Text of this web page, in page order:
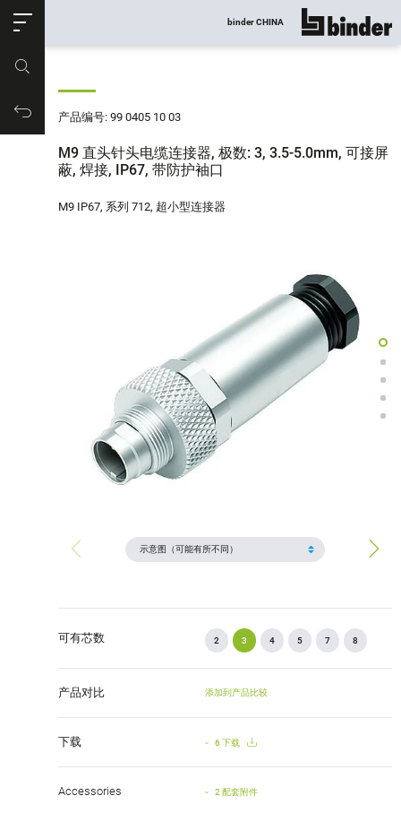
购物车
binder CHINA 显示所有
产品编号: 99 0405 10 03
M9 直头针头电缆连接器, 极数: 3, 3.5-5.0mm, 可接屏
蔽, 焊接, IP67, 带防护袖口
M9 IP67, 系列 712, 超小型连接器
可有芯数 2 3 4 5 7 8
产品对比 添加到产品比较
下载 6 下载
Accessories 2 配套附件